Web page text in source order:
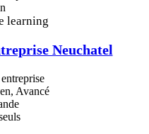
learning
Neuchatel
Avancé